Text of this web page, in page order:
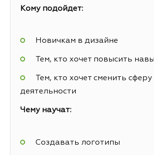
Кому подойдет:
Новичкам в дизайне
Тем, кто хочет повысить
Тем, кто хочет сменить сферу
деятельности
Чему научат:
Создавать логотипы